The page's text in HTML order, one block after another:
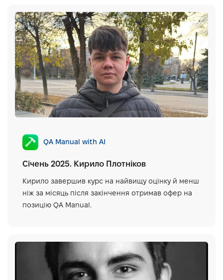
QA Manual with AI
Січень 2025. Кирило Плотніков
Кирило завершив курс на найвищу оцінку й менш
ніж за місяць після закінчення отримав офер на
позицію QA Manual.